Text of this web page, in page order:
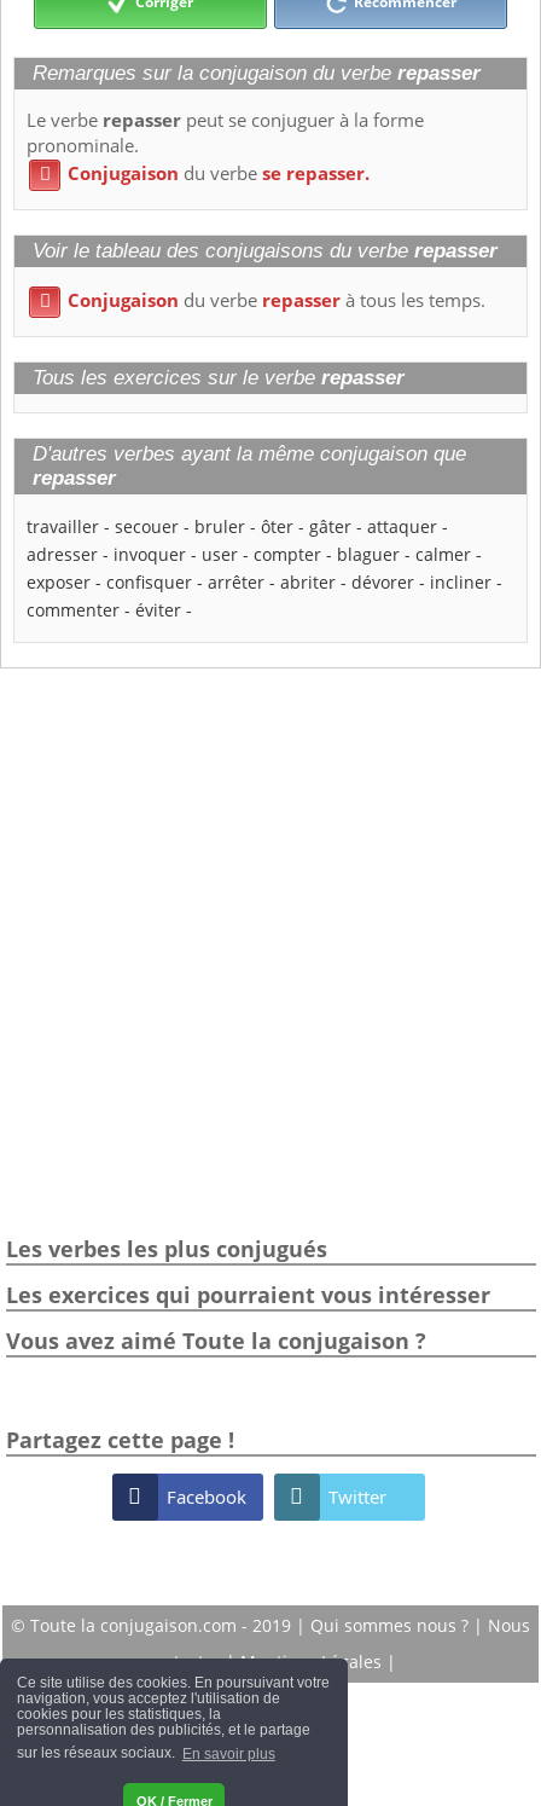
Ce site utilise des cookies. En poursuivant votre
navigation, vous acceptez l'utilisation de
cookies pour les statistiques, la
personnalisation des publicités, et le partage
sur les réseaux sociaux. En savoir plus
OK / Fermer
Remarques sur la conjugaison du verbe repasser
Le verbe repasser peut se conjuguer à la forme
pronominale.
 Conjugaison du verbese repasser.
Voir le tableau des conjugaisons du verbe repasser
 Conjugaison du verbe repasserà tous les temps.
Tous les exercices sur le verbe repasser
D'autres verbes ayant la même conjugaison que
repasser
travailler - secouer - bruler - ôter - gâter - attaquer -
adresser - invoquer - user - compter - blaguer - calmer -
exposer - confisquer - arrêter - abriter - dévorer - incliner -
commenter - éviter -
Les verbes les plus conjugués
Les exercices qui pourraient vous intéresser
Vous avez aimé Toute la conjugaison ?
Partagez cette page !
 Facebook  Twitter
© Toute la conjugaison.com - 2019 | Qui sommes nous ? | Nous
contacter|Mentions Légales |